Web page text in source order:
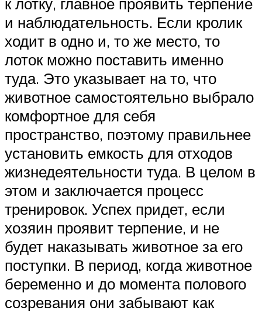
и наблюдательность. Если кролик
ходит в одно и, то же место, то
лоток можно поставить именно
туда. Это указывает на то, что
животное самостоятельно выбрало
комфортное для себя
пространство, поэтому правильнее
установить емкость для отходов
жизнедеятельности туда. В целом в
этом и заключается процесс
тренировок. Успех придет, если
хозяин проявит терпение, и не
будет наказывать животное за его
поступки. В период, когда животное
беременно и до момента полового
созревания они забывают как